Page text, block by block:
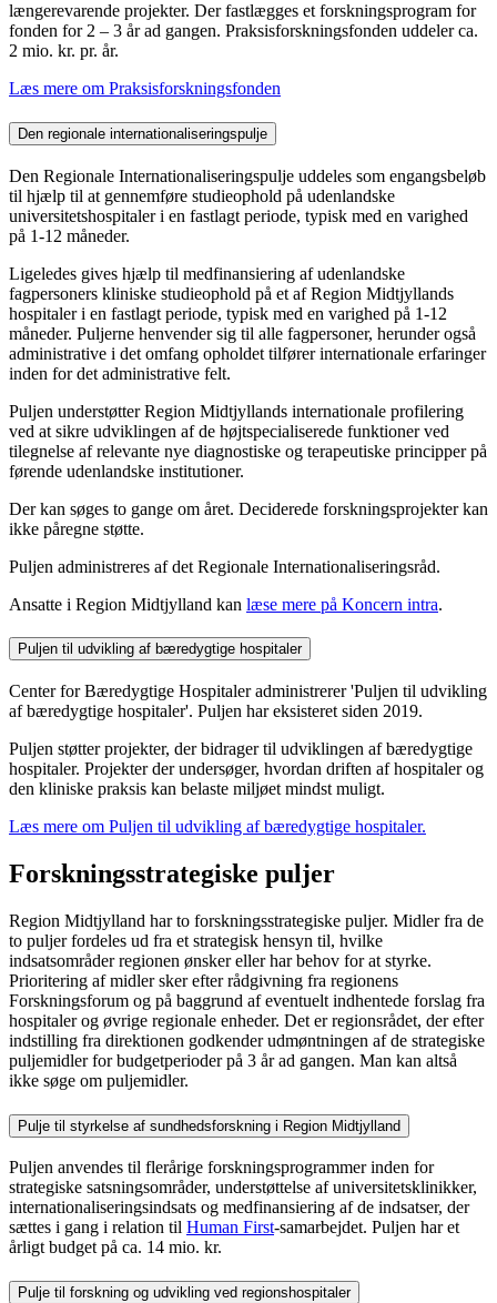
længerevarende projekter. Der fastlægges et forskningsprogram for
fonden for 2 – 3 år ad gangen. Praksisforskningsfonden uddeler ca.
2 mio. kr. pr. år.
Læs mere om Praksisforskningsfonden
Den regionale internationaliseringspulje
Den Regionale Internationaliseringspulje uddeles som engangsbeløb
til hjælp til at gennemføre studieophold på udenlandske
universitetshospitaler i en fastlagt periode, typisk med en varighed
på 1-12 måneder.
Ligeledes gives hjælp til medfinansiering af udenlandske
fagpersoners kliniske studieophold på et af Region Midtjyllands
hospitaler i en fastlagt periode, typisk med en varighed på 1-12
måneder. Puljerne henvender sig til alle fagpersoner, herunder også
administrative i det omfang opholdet tilfører internationale erfaringer
inden for det administrative felt.
Puljen understøtter Region Midtjyllands internationale profilering
ved at sikre udviklingen af de højtspecialiserede funktioner ved
tilegnelse af relevante nye diagnostiske og terapeutiske principper på
førende udenlandske institutioner.
Der kan søges to gange om året. Deciderede forskningsprojekter kan
ikke påregne støtte.
Puljen administreres af det Regionale Internationaliseringsråd.
Ansatte i Region Midtjylland kan læse mere på Koncern intra.
Puljen til udvikling af bæredygtige hospitaler
Center for Bæredygtige Hospitaler administrerer 'Puljen til udvikling
af bæredygtige hospitaler'. Puljen har eksisteret siden 2019.
Puljen støtter projekter, der bidrager til udviklingen af bæredygtige
hospitaler. Projekter der undersøger, hvordan driften af hospitaler og
den kliniske praksis kan belaste miljøet mindst muligt.
Læs mere om Puljen til udvikling af bæredygtige hospitaler.
Forskningsstrategiske puljer
Region Midtjylland har to forskningsstrategiske puljer. Midler fra de
to puljer fordeles ud fra et strategisk hensyn til, hvilke
indsatsområder regionen ønsker eller har behov for at styrke.
Prioritering af midler sker efter rådgivning fra regionens
Forskningsforum og på baggrund af eventuelt indhentede forslag fra
hospitaler og øvrige regionale enheder. Det er regionsrådet, der efter
indstilling fra direktionen godkender udmøntningen af de strategiske
puljemidler for budgetperioder på 3 år ad gangen. Man kan altså
ikke søge om puljemidler.
Pulje til styrkelse af sundhedsforskning i Region Midtjylland
Puljen anvendes til flerårige forskningsprogrammer inden for
strategiske satsningsområder, understøttelse af universitetsklinikker,
internationaliseringsindsats og medfinansiering af de indsatser, der
sættes i gang i relation til Human First-samarbejdet. Puljen har et
årligt budget på ca. 14 mio. kr.
Pulje til forskning og udvikling ved regionshospitaler